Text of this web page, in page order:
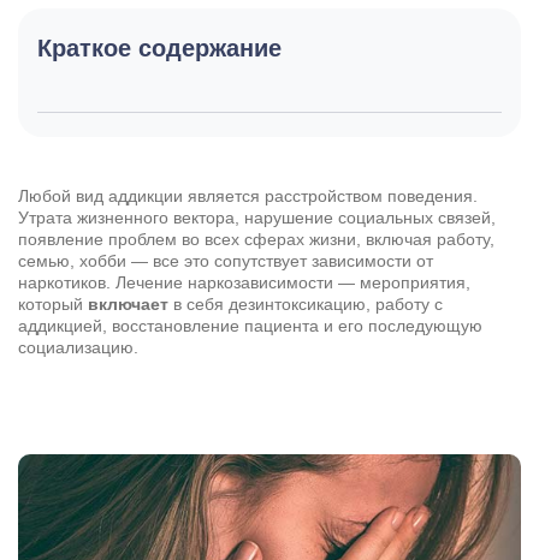
Краткое содержание
Любой вид аддикции является расстройством поведения.
Утрата жизненного вектора, нарушение социальных связей,
появление проблем во всех сферах жизни, включая работу,
семью, хобби — все это сопутствует зависимости от
наркотиков. Лечение наркозависимости — мероприятия,
который включает в себя дезинтоксикацию, работу с
аддикцией, восстановление пациента и его последующую
социализацию.